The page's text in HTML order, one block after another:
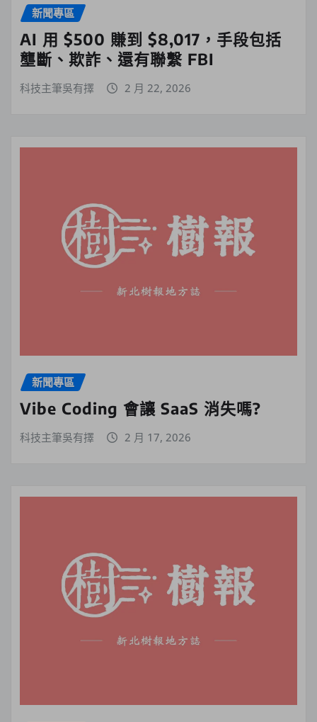
新聞專區
AI 用 $500 賺到 $8,017，手段包括
壟斷、欺詐、還有聯繫 FBI
科技主筆吳有擇 2 月 22, 2026
新聞專區
Vibe Coding 會讓 SaaS 消失嗎?
科技主筆吳有擇 2 月 17, 2026